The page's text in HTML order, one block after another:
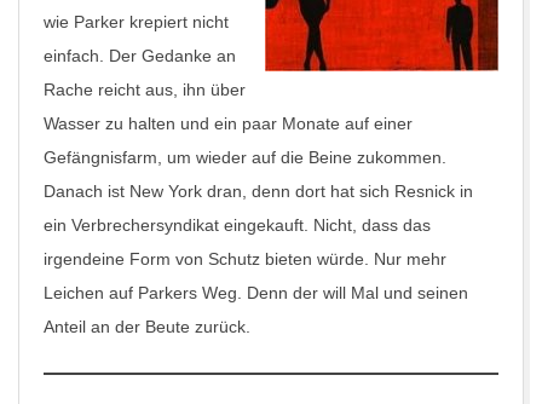
wie Parker krepiert nicht
einfach. Der Gedanke an
Rache reicht aus, ihn über
Wasser zu halten und ein paar Monate auf einer
Gefängnisfarm, um wieder auf die Beine zukommen.
Danach ist New York dran, denn dort hat sich Resnick in
ein Verbrechersyndikat eingekauft. Nicht, dass das
irgendeine Form von Schutz bieten würde. Nur mehr
Leichen auf Parkers Weg. Denn der will Mal und seinen
Anteil an der Beute zurück.